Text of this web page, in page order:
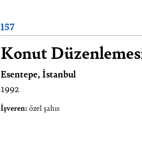
157
Konut
Esentepe, İstanbul
1992
İşveren:özel şahıs